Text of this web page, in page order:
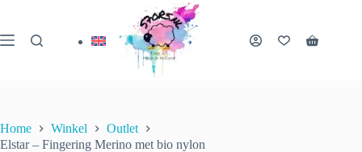
de
inhoud
Home Winkel
Outlet
Elstar – Fingering Merino met bio nylon